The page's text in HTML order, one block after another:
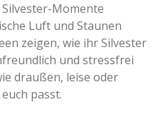
Momente
Luft und Staunen
zeigen, wie ihr Silvester
und stressfrei
draußen, leise oder
passt.